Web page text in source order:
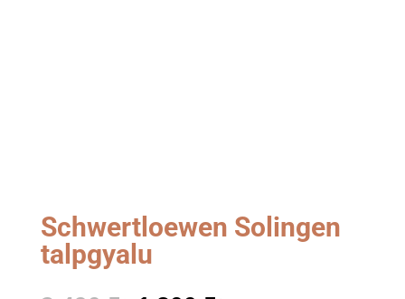
Schwertloewen Solingen
talpgyalu